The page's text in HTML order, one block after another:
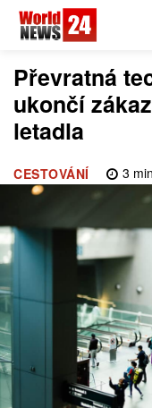
Převratná
ukončí
letadla
CESTOVÁNÍ 3